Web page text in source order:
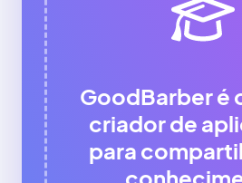
GoodBarber é
criador de
para